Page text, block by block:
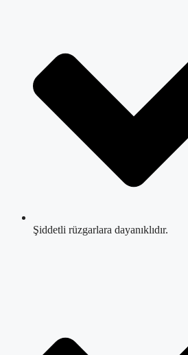
Şiddetli rüzgarlara dayanıklıdır.